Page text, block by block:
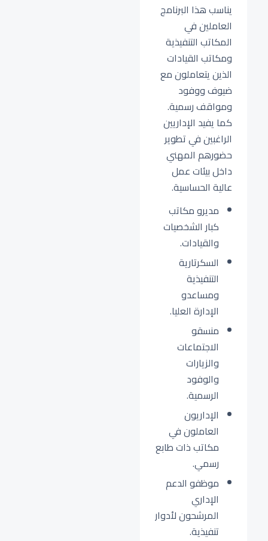
يناسب هذا البرنامج
العاملين في
المكاتب التنفيذية
ومكاتب القيادات
الذين يتعاملون مع
ضيوف ووفود
ومواقف رسمية.
كما يفيد الإداريين
الراغبين في تطوير
حضورهم المهني
داخل بيئات عمل
عالية الحساسية.
مديرو مكاتب
كبار الشخصيات
والقيادات.
السكرتارية
التنفيذية
ومساعدو
الإدارة العليا.
منسقو
الاجتماعات
والزيارات
والوفود
الرسمية.
الإداريون
العاملون في
مكاتب ذات طابع
رسمي.
موظفو الدعم
الإداري
المرشحون لأدوار
تنفيذية.